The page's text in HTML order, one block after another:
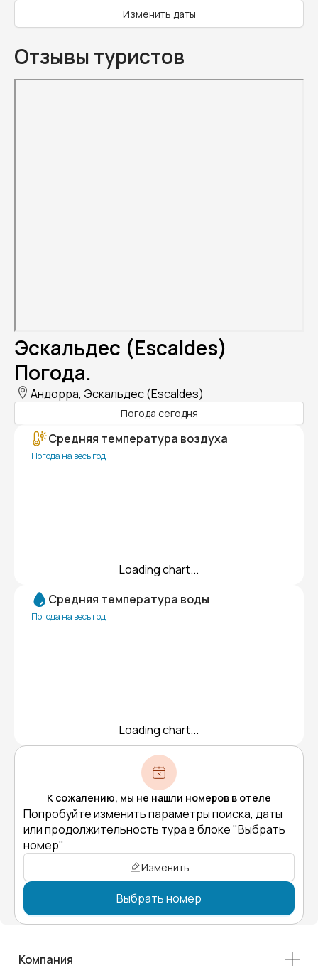
Изменить даты
Отзывы туристов
Эскальдес (Escaldes)
Погода.
Андорра, Эскальдес (Escaldes)
Погода сегодня
Средняя температура воздуха
Погода на весь год
Loading chart...
Средняя температура воды
Погода на весь год
Loading chart...
К сожалению, мы не нашли номеров в отеле
Попробуйте изменить параметры поиска, даты
или продолжительность тура в блоке "Выбрать
номер"
Изменить
Выбрать номер
Компания